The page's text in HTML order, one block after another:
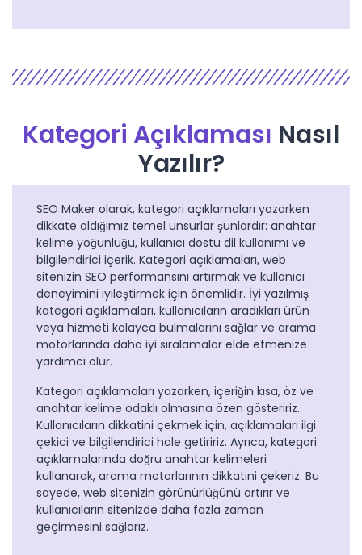
Kategori Açıklaması Nasıl
Yazılır?
SEO Maker olarak, kategori açıklamaları yazarken
dikkate aldığımız temel unsurlar şunlardır: anahtar
kelime yoğunluğu, kullanıcı dostu dil kullanımı ve
bilgilendirici içerik. Kategori açıklamaları, web
sitenizin SEO performansını artırmak ve kullanıcı
deneyimini iyileştirmek için önemlidir. İyi yazılmış
kategori açıklamaları, kullanıcıların aradıkları ürün
veya hizmeti kolayca bulmalarını sağlar ve arama
motorlarında daha iyi sıralamalar elde etmenize
yardımcı olur.
Kategori açıklamaları yazarken, içeriğin kısa, öz ve
anahtar kelime odaklı olmasına özen gösteririz.
Kullanıcıların dikkatini çekmek için, açıklamaları ilgi
çekici ve bilgilendirici hale getiririz. Ayrıca, kategori
açıklamalarında doğru anahtar kelimeleri
kullanarak, arama motorlarının dikkatini çekeriz. Bu
sayede, web sitenizin görünürlüğünü artırır ve
kullanıcıların sitenizde daha fazla zaman
geçirmesini sağlarız.